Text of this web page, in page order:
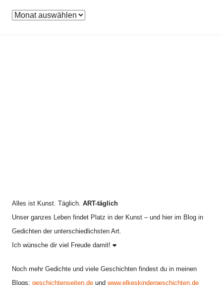
nA
Alles ist Kunst. Täglich. ART-täglich
Unser ganzes Leben findet Platz in der Kunst – und hier im Blog in
Gedichten der unterschiedlichsten Art.
Ich wünsche dir viel Freude damit! ❤
Noch mehr Gedichte und viele Geschichten findest du in meinen
Blogs: geschichtenseiten.de und www.elkeskindergeschichten.de